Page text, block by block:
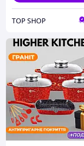
TOP SHOP